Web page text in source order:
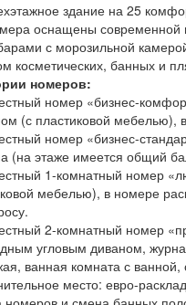
здание на 25
оснащены современной
с морозильной
косметических, банных и
номеров:
номер «бизнес-
(с пластиковой мебелью),
номер «бизнес-
(на этаже имеется общий
1-комнатный номер
мебелью), в номере
2-комнатный номер
угловым диваном,
ванная комната с
место: евро-